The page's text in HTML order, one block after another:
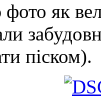
як
піском).